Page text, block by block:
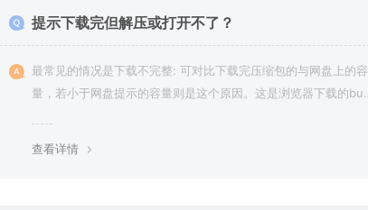
提示下载完但解压或打开不了？
最常见的情况是下载不完整: 可对比下载完压缩包的与网盘上的容
量，若小于网盘提示的容量则是这个原因。这是浏览器下载的bu
查看详情